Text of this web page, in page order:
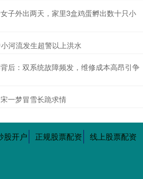
子外出两天，家里3盒鸡蛋孵出数十只小
河流发生超警以上洪水
后：双系统故障频发，维修成本高昂引争
一梦冒雪长跪求情
股开户 正规股票配资 线上股票配资